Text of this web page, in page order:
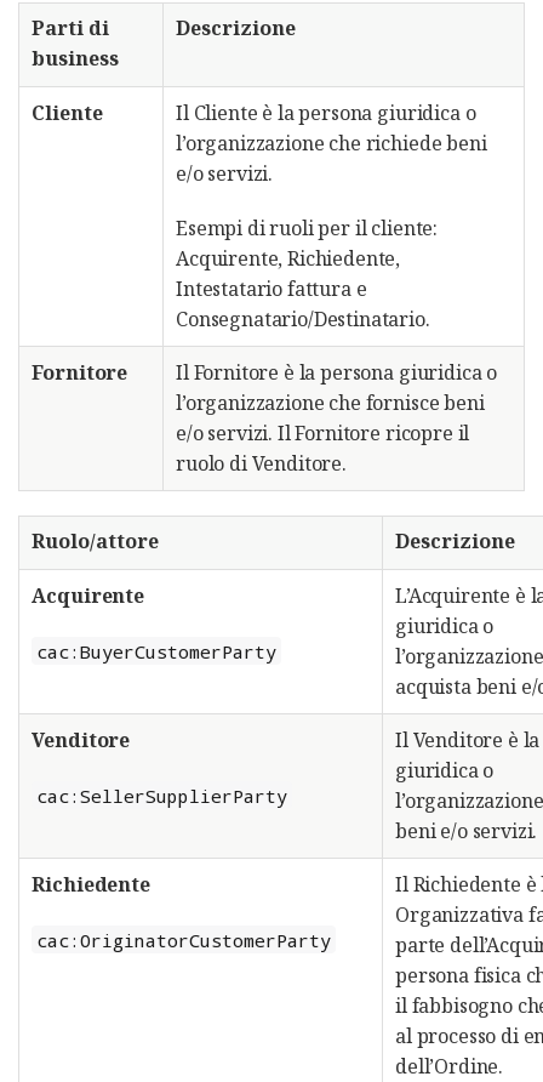
Parti di
business
Descrizione
Cliente
Il Cliente è la persona giuridica o
l’organizzazione che richiede beni
e/o servizi.
Esempi di ruoli per il cliente:
Acquirente, Richiedente,
Intestatario fattura e
Consegnatario/Destinatario.
Fornitore
Il Fornitore è la persona giuridica o
l’organizzazione che fornisce beni
e/o servizi. Il Fornitore ricopre il
ruolo di Venditore.
Ruolo/attore Descrizione
Acquirente
cac:BuyerCustomerParty
L’Acquirente è
giuridica o
acquista beni
Venditore
cac:SellerSupplierParty
Il Venditore è
giuridica o
beni e/o servizi.
Richiedente
cac:OriginatorCustomerParty
Il Richiedente è
Organizzativa
parte
persona fisica
il fabbisogno
al processo di
dell’Ordine.